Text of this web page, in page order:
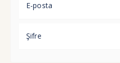
E-posta
Şifre